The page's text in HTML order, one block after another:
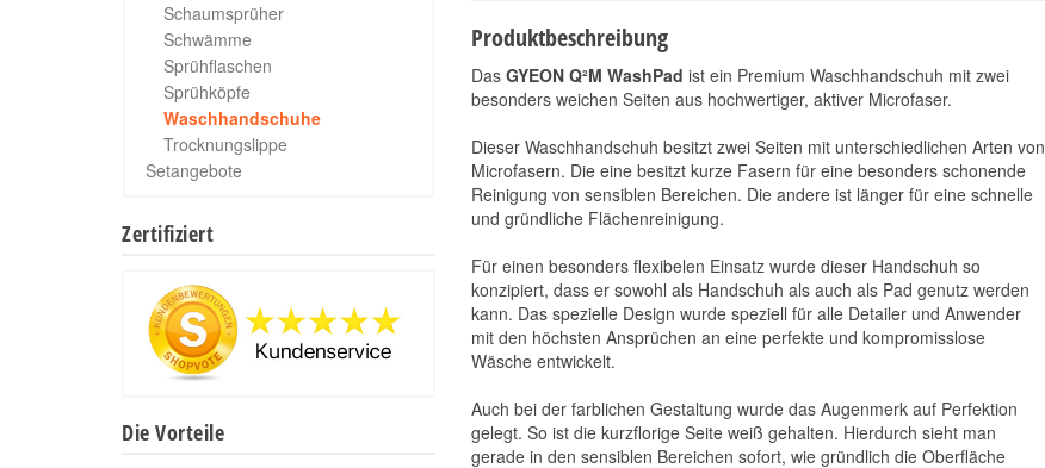
Produktbeschreibung
Das GYEON Q²M WashPad ist ein Premium Waschhandschuh mit zwei
besonders weichen Seiten aus hochwertiger, aktiver Microfaser.
Dieser Waschhandschuh besitzt zwei Seiten mit unterschiedlichen Arten von
Microfasern. Die eine besitzt kurze Fasern für eine besonders schonende
Reinigung von sensiblen Bereichen. Die andere ist länger für eine schnelle
und gründliche Flächenreinigung.
Für einen besonders flexibelen Einsatz wurde dieser Handschuh so
konzipiert, dass er sowohl als Handschuh als auch als Pad genutz werden
kann. Das spezielle Design wurde speziell für alle Detailer und Anwender
mit den höchsten Ansprüchen an eine perfekte und kompromisslose
Wäsche entwickelt.
Auch bei der farblichen Gestaltung wurde das Augenmerk auf Perfektion
gelegt. So ist die kurzflorige Seite weiß gehalten. Hierdurch sieht man
gerade in den sensiblen Bereichen sofort, wie gründlich die Oberfläche
Trockentuch 60 x
90cm grau
12,90 € *
12,90 € pro 1 Stück
Waschschwamm
4,90 €
4,90 € pro 1 Stück
Schaumsprüher
Schwämme
Sprühflaschen
Sprühköpfe
Waschhandschuhe
Trocknungslippe
Setangebote
Zertifiziert
Die Vorteile